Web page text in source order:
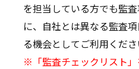
を担当している方でも監
に、自社とは異なる監査
る機会としてご利用くださ
※「監査チェックリスト